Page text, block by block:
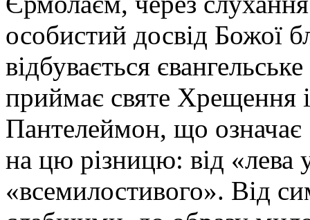
особистий досвід Божої
відбувається
приймає святе Хрещення
Пантелеймон, що
на цю різницю: від «лева
«всемилостивого». Від